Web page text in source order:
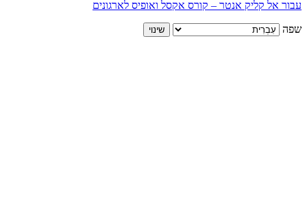
עבור אל קליק אנטר – קורס אקסל ואופיס לארגונים
שפה